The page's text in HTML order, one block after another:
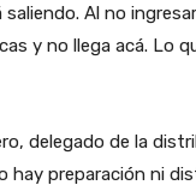
Al no
y no llega acá. Lo
delegado de la
preparación ni